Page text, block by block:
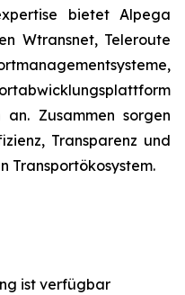
bietet Alpega
Wtransnet, Teleroute
an. Zusammen sorgen
Transparenz und
Transportökosystem.
ist verfügbar